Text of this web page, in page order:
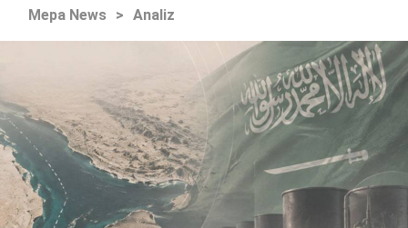
Mepa News > Analiz